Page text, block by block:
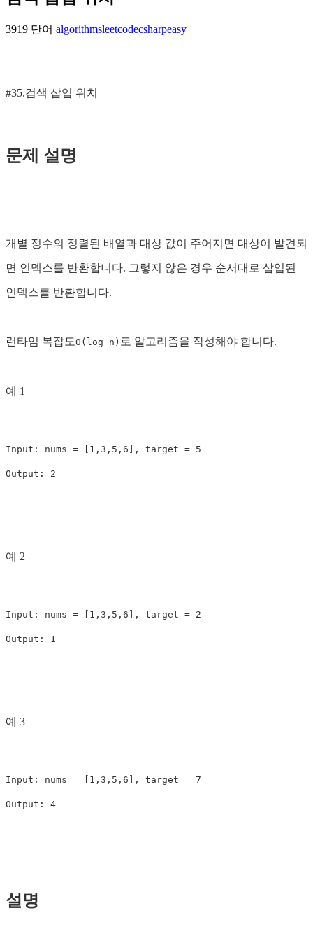
3919 단어 algorithmsleetcodecsharpeasy
#35.검색 삽입 위치
문제 설명
개별 정수의 정렬된 배열과 대상 값이 주어지면 대상이 발견되
면 인덱스를 반환합니다. 그렇지 않은 경우 순서대로 삽입된
인덱스를 반환합니다.
런타임 복잡도O(log n) 로 알고리즘을 작성해야 합니다.
예 1
Input: nums = [1,3,5,6], target = 5
예 2
Input: nums = [1,3,5,6], target = 2
예 3
Input: nums = [1,3,5,6], target = 7
설명